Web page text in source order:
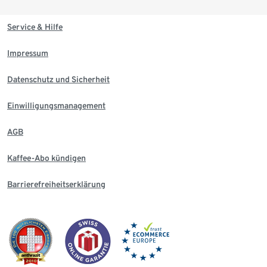
Service & Hilfe
Impressum
Datenschutz und Sicherheit
Einwilligungsmanagement
AGB
Kaffee-Abo kündigen
Barrierefreiheitserklärung